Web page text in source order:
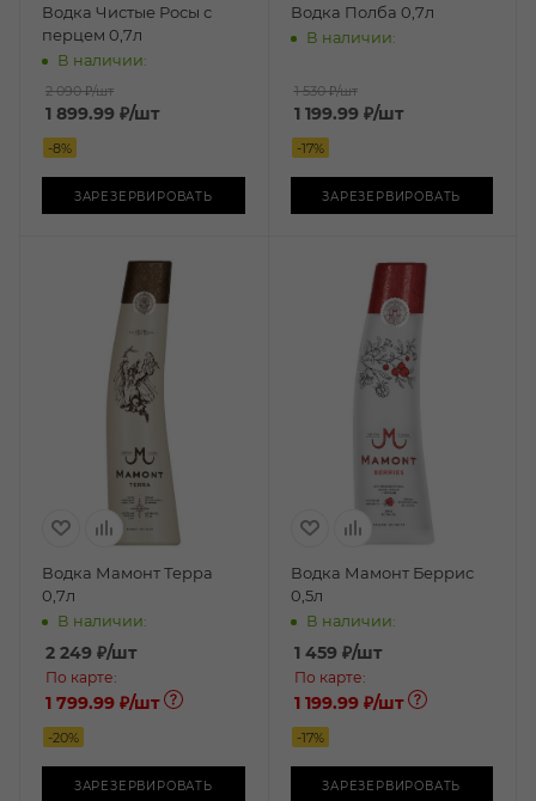
Водка Чистые Росы с
перцем 0,7л
В наличии:
2 090 ₽/шт
1 899.99 ₽/шт
-8%
ЗАРЕЗЕРВИРОВАТЬ
Водка Полба 0,7л
В наличии:
1 530 ₽/шт
1 199.99₽/шт
-17%
ЗАРЕЗЕРВИРОВАТЬ
Водка Мамонт Терра
0,7л
В наличии:
2 249 ₽/шт
По карте:
1 799.99 ₽/шт
-20%
ЗАРЕЗЕРВИРОВАТЬ
Водка Мамонт Беррис
0,5л
В наличии:
1 459₽/шт
По карте:
1 199.99 ₽/шт
-17%
ЗАРЕЗЕРВИРОВАТЬ